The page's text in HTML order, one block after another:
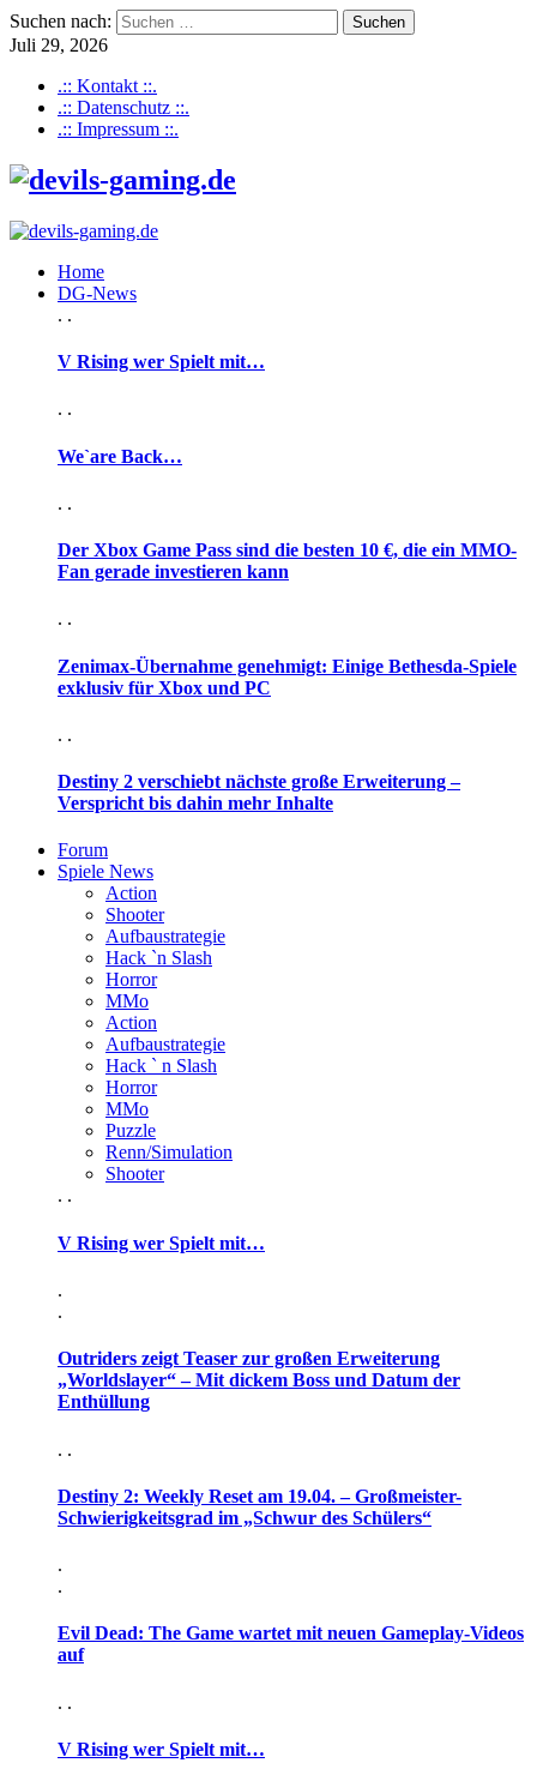
Suchen nach:
Juli 29, 2026
.:: Kontakt ::.
.:: Datenschutz ::.
.:: Impressum ::.
Home
DG-News
. .
V Rising wer Spielt mit…
. .
We`are Back…
. .
Der Xbox Game Pass sind die besten 10 €, die ein MMO-
Fan gerade investieren kann
. .
Zenimax-Übernahme genehmigt: Einige Bethesda-Spiele
exklusiv für Xbox und PC
. .
Destiny 2 verschiebt nächste große Erweiterung –
Verspricht bis dahin mehr Inhalte
Forum
Spiele News
Action
Shooter
Aufbaustrategie
Hack `n Slash
Horror
MMo
Action
Aufbaustrategie
Hack ` n Slash
Horror
MMo
Puzzle
Renn/Simulation
Shooter
. .
V Rising wer Spielt mit…
.
.
Outriders zeigt Teaser zur großen Erweiterung
„Worldslayer“ – Mit dickem Boss und Datum der
Enthüllung
. .
Destiny 2: Weekly Reset am 19.04. – Großmeister-
Schwierigkeitsgrad im „Schwur des Schülers“
.
.
Evil Dead: The Game wartet mit neuen Gameplay-Videos
auf
. .
V Rising wer Spielt mit…